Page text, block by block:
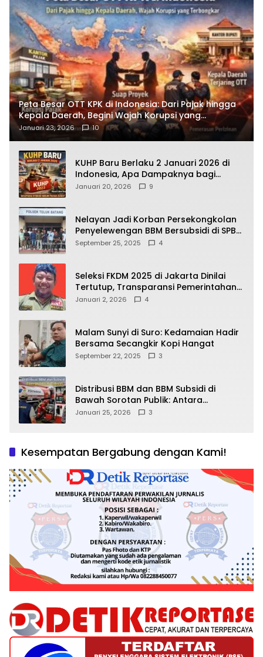
Peta Besar OTT KPK di Indonesia: Dari Pajak hingga
Kepala Daerah, Begini Wajah Korupsi yang
Terbongkar
Januari 23, 2026 10
KUHP Baru Berlaku 2 Januari 2026 di
Indonesia, Apa Dampaknya bagi
Kehidupan Warga? Ini Aturan Kunci
Januari 20, 2026 9
Nelayan Jadi Korban Persekongkolan
Penyelewengan BBM Bersubsidi di SPBU
64.78809 Teluk Batang
September 25, 2025 4
Seleksi FKDM 2025 di Jakarta Dinilai
Tertutup, Transparansi Pemerintahan
Pramono–Rano Dipertanyakan
Januari 2, 2026 4
Malam Sunyi di Suro: Kedamaian Hadir
Bersama Secangkir Kopi Hangat
September 22, 2025 3
Distribusi BBM dan BBM Subsidi di
Bawah Sorotan Publik: Antara
Kepentingan Negara, Hak Konsumen,
Januari 25, 2026 3
Kesempatan Bergabung dengan Kami!